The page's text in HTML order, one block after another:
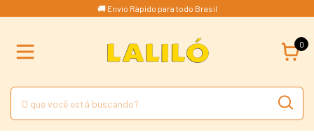
🚚 Envio Rápido para todo Brasil
0